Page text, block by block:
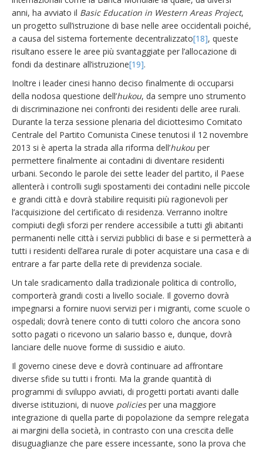
anni, ha avviato il Basic Education in Western Areas Project,
un progetto sull’istruzione di base nelle aree occidentali poiché,
a causa del sistema fortemente decentralizzato[18], queste
risultano essere le aree più svantaggiate per l’allocazione di
fondi da destinare all’istruzione[19].
Inoltre i leader cinesi hanno deciso finalmente di occuparsi
della nodosa questione dell’hukou, da sempre uno strumento
di discriminazione nei confronti dei residenti delle aree rurali.
Durante la terza sessione plenaria del diciottesimo Comitato
Centrale del Partito Comunista Cinese tenutosi il 12 novembre
2013 si è aperta la strada alla riforma dell’hukou per
permettere finalmente ai contadini di diventare residenti
urbani. Secondo le parole dei sette leader del partito, il Paese
allenterà i controlli sugli spostamenti dei contadini nelle piccole
e grandi città e dovrà stabilire requisiti più ragionevoli per
l’acquisizione del certificato di residenza. Verranno inoltre
compiuti degli sforzi per rendere accessibile a tutti gli abitanti
permanenti nelle città i servizi pubblici di base e si permetterà a
tutti i residenti dell’area rurale di poter acquistare una casa e di
entrare a far parte della rete di previdenza sociale.
Un tale sradicamento dalla tradizionale politica di controllo,
comporterà grandi costi a livello sociale. Il governo dovrà
impegnarsi a fornire nuovi servizi per i migranti, come scuole o
ospedali; dovrà tenere conto di tutti coloro che ancora sono
sotto pagati o ricevono un salario basso e, dunque, dovrà
lanciare delle nuove forme di sussidio e aiuto.
Il governo cinese deve e dovrà continuare ad affrontare
diverse sfide su tutti i fronti. Ma la grande quantità di
programmi di sviluppo avviati, di progetti portati avanti dalle
diverse istituzioni, di nuove policiesper una maggiore
integrazione di quella parte di popolazione da sempre relegata
ai margini della società, in contrasto con una crescita delle
disuguaglianze che pare essere incessante, sono la prova che